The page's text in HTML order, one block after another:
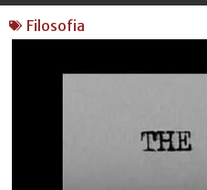
Filosofia